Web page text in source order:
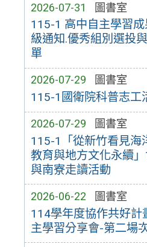
2026-07-31 圖書室
115-1 高中自主學習
級通知.優秀組別選投
單
2026-07-29 圖書室
115-1國衛院科普志工
2026-07-29 圖書室
115-1「從新竹看見海
教育與地方文化永續
與南寮走讀活動
2026-06-22 圖書室
114學年度協作共好計
主學習分享會-第二場